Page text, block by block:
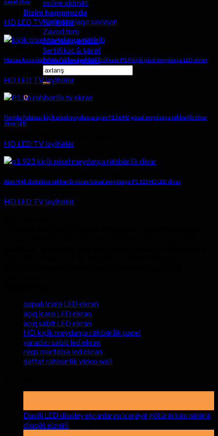
online xidmət
Bizim haqqımızda
Bizimlə əlaqə saxlayın
Zavod turu
Mədəniyyətimiz
Sertifikat & şərəf
Məxfilik siyasəti
Axtarmaq:
0
araba
panel divar
HD LED TV layihələr
Macau Association dar sahəyə rəhbərlik Divara P0.9 kiçik pixel meydança LED ekran
HD LED TV layihələr
Florida Palatası kiçik pixel meydança üçün P1.56 HD gözəl meydança rəhbərlik divar
divar LED
HD LED TV layihələr
Xian High definition rəhbərlik ekran Gözəl meydança P1.923 HD LED divar
HD LED TV layihələr
qapalı icarə LED ekran
açıq icarə LED ekran
açıq sabit LED ekran
HD kiçik meydança rəhbərlik panel
yaradıcı sabit led ekran
rəqs mərtəbə led ekran
şəffaf rəhbərlik video wall
Daxili LED displey ekranlarını icarəyə götürərkən nələrə
diqqət etməli